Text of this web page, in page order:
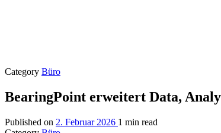
Category Büro
BearingPoint erweitert Data,
Published on 2. Februar 2026 1 min read